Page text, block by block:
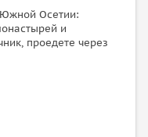
Осетии:
и
проедете через